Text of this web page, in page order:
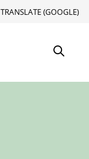
TRANSLATE (GOOGLE)
Søg